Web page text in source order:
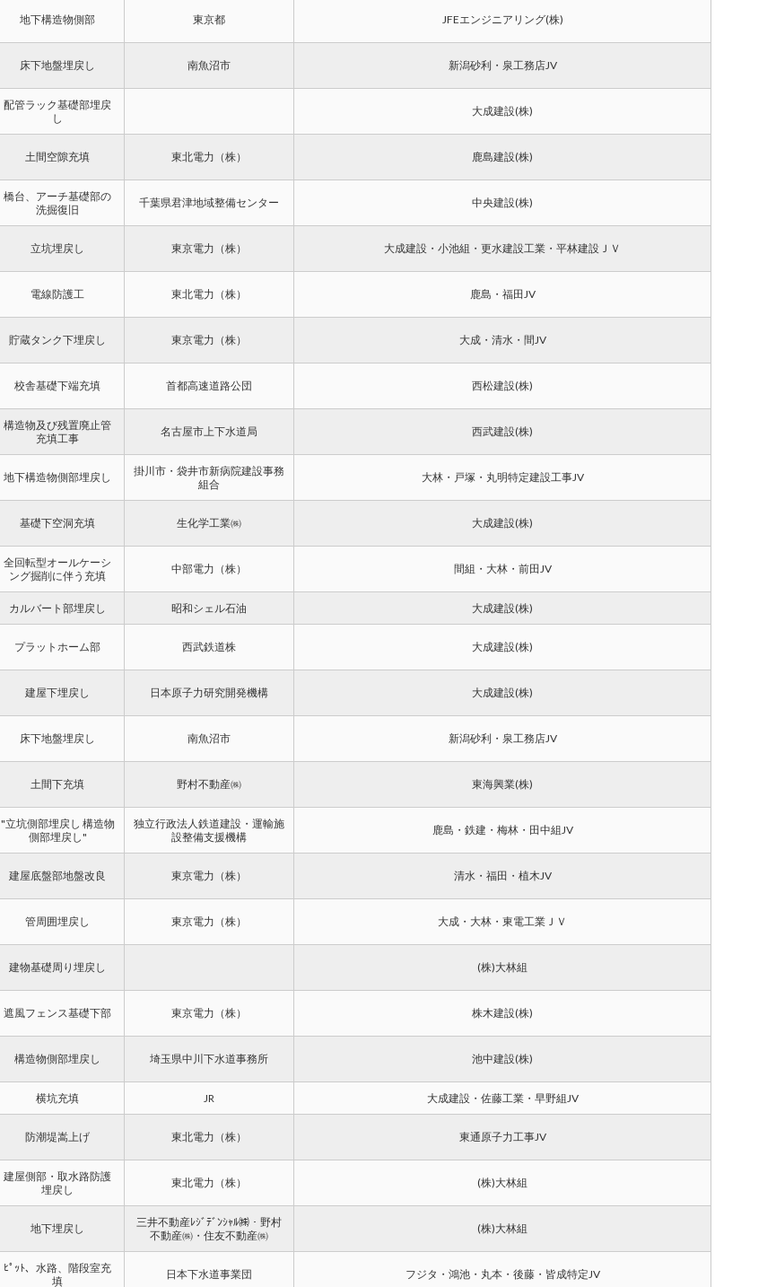
地下構造物側部 東京都 JFEエンジニアリング(株)
床下地盤埋戻し 南魚沼市 新潟砂利・泉工務店JV
配管ラック基礎部埋戻
し
大成建設(株)
土間空隙充填 東北電力（株） 鹿島建設(株)
橋台、アーチ基礎部の
洗掘復旧
千葉県君津地域整備センター 中央建設(株)
立坑埋戻し 東京電力（株） 大成建設・小池組・更水建設工業・平林建設ＪＶ
電線防護工 東北電力（株） 鹿島・福田JV
貯蔵タンク下埋戻し 東京電力（株） 大成・清水・間JV
校舎基礎下端充填 首都高速道路公団 西松建設(株)
構造物及び残置廃止管
充填工事
名古屋市上下水道局 西武建設(株)
地下構造物側部埋戻し
掛川市・袋井市新病院建設事務
組合
大林・戸塚・丸明特定建設工事JV
基礎下空洞充填 生化学工業㈱ 大成建設(株)
全回転型オールケーシ
ング掘削に伴う充填
中部電力（株） 間組・大林・前田JV
カルバート部埋戻し 昭和シェル石油 大成建設(株)
プラットホーム部 西武鉄道株 大成建設(株)
建屋下埋戻し 日本原子力研究開発機構 大成建設(株)
床下地盤埋戻し 南魚沼市 新潟砂利・泉工務店JV
土間下充填 野村不動産㈱ 東海興業(株)
"立坑側部埋戻し 構造物
側部埋戻し"
独立行政法人鉄道建設・運輸施
設整備支援機構
鹿島・鉄建・梅林・田中組JV
建屋底盤部地盤改良 東京電力（株） 清水・福田・植木JV
管周囲埋戻し 東京電力（株） 大成・大林・東電工業ＪＶ
建物基礎周り埋戻し (株)大林組
遮風フェンス基礎下部 東京電力（株） 株木建設(株)
構造物側部埋戻し 埼玉県中川下水道事務所 池中建設(株)
横坑充填 JR 大成建設・佐藤工業・早野組JV
防潮堤嵩上げ 東北電力（株） 東通原子力工事JV
建屋側部・取水路防護
埋戻し
東北電力（株） (株)大林組
地下埋戻し
三井不動産ﾚｼﾞﾃﾞﾝｼｬﾙ㈱・野村
不動産㈱・住友不動産㈱
(株)大林組
ﾋﾟｯﾄ、水路、階段室充
填
日本下水道事業団 フジタ・鴻池・丸本・後藤・皆成特定JV